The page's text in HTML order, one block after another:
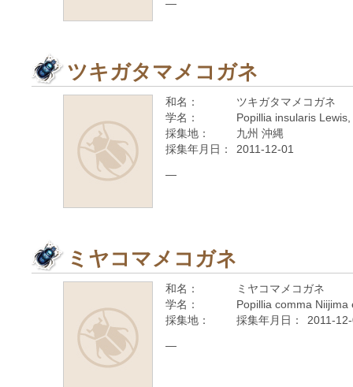
—
ツキガタマメコガネ
和名：
ツキガタマメコガネ
学名：
Popillia insularis
採集地：
九州 沖縄
採集年月日：
2011-12-01
—
ミヤコマメコガネ
和名：
ミヤコマメコガネ
学名：
Popillia comma
採集地：
採集年月日： 2011-
—